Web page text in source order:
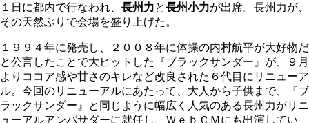
１日に都内で行なわれ、 長州力と長州小力が出席。長州力が、
その天然ぶりで会場を盛り上げた。
１９９４年に発売し、２００８年に体操の内村航平が大好物だ
と公言したことで大ヒットした『ブラックサンダー』が、９月
よりココア感や甘さのキレなど改良された６代目にリニューア
ル。今回のリニューアルにあたって、大人から子供まで、『ブ
ラックサンダー』と同じように幅広く人気のある長州力がリニ
ューアルアンバサダーに就任し、ＷｅｂＣＭにも出演してい